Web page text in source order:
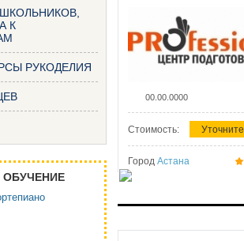
К
РУКОДЕЛИЯ
ОБУЧЕНИЕ
00.00.0000
Стоимость: Уточните
Город Астана